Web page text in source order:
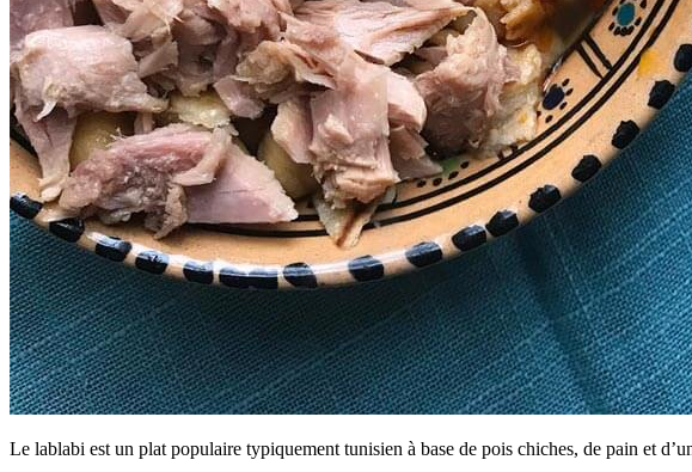
Le lablabi est un plat populaire typiquement tunisien à base de pois chiches, de pain et